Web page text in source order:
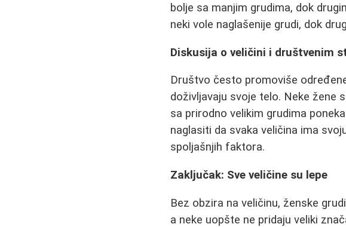
bolje sa manjim grudima, dok
neki vole naglašenije grudi, dok
Diskusija o veličini i društvenim
Društvo često promoviše
doživljavaju svoje telo. Neke žene
sa prirodno velikim grudima
naglasiti da svaka veličina ima
spoljašnjih faktora.
Zaključak: Sve veličine su lepe
Bez obzira na veličinu, ženske
a neke uopšte ne pridaju veliki